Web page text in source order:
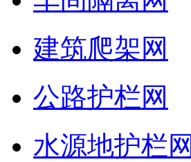
建筑爬架网
公路护栏网
水源地护栏网